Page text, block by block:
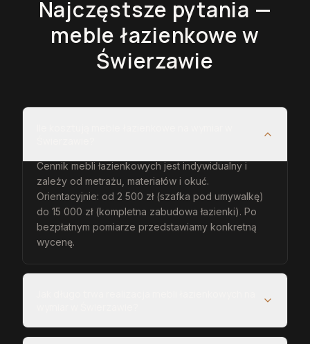
Najczęstsze pytania —
meble łazienkowew
Świerzawie
Cennik mebli łazienkowych jest indywidualny i
zależy od metrażu, materiałów i okuć.
Orientacyjnie: od 2 500 zł (szafka pod umywalkę)
do 15 000 zł (kompletna zabudowa łazienki). Po
bezpłatnym pomiarze przedstawiamy konkretną
wycenę.